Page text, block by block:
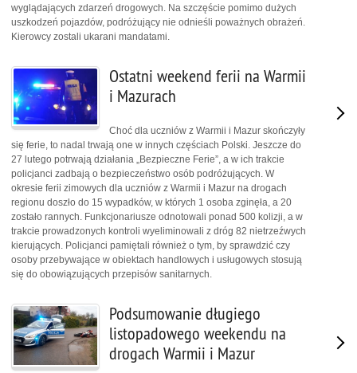
wyglądających zdarzeń drogowych. Na szczęście pomimo dużych
uszkodzeń pojazdów, podróżujący nie odnieśli poważnych obrażeń.
Kierowcy zostali ukarani mandatami.
Ostatni weekend ferii na Warmii
i Mazurach
Choć dla uczniów z Warmii i Mazur skończyły
się ferie, to nadal trwają one w innych częściach Polski. Jeszcze do
27 lutego potrwają działania „Bezpieczne Ferie”, a w ich trakcie
policjanci zadbają o bezpieczeństwo osób podróżujących. W
okresie ferii zimowych dla uczniów z Warmii i Mazur na drogach
regionu doszło do 15 wypadków, w których 1 osoba zginęła, a 20
zostało rannych. Funkcjonariusze odnotowali ponad 500 kolizji, a w
trakcie prowadzonych kontroli wyeliminowali z dróg 82 nietrzeźwych
kierujących. Policjanci pamiętali również o tym, by sprawdzić czy
osoby przebywające w obiektach handlowych i usługowych stosują
się do obowiązujących przepisów sanitarnych.
Podsumowanie długiego
listopadowego weekendu na
drogach Warmii i Mazur